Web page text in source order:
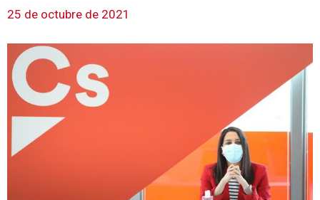
25 de octubre de 2021